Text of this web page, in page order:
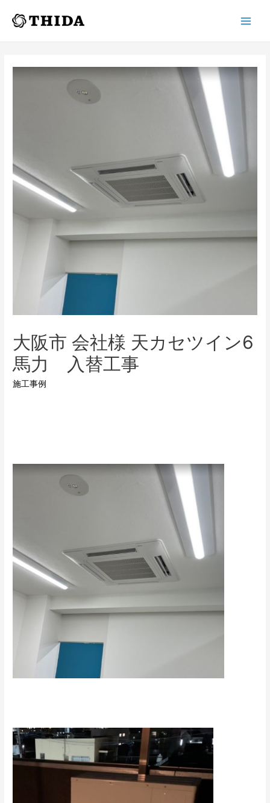
大阪市 会社様 天カセツイン6
馬力 入替工事
施工事例